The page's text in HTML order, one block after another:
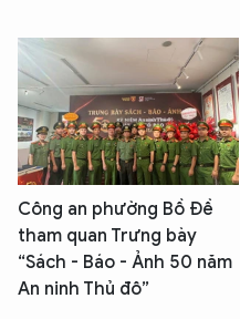
Công an phường Bồ Đề
tham quan Trưng bày
“Sách - Báo - Ảnh 50 năm
An ninh Thủ đô”